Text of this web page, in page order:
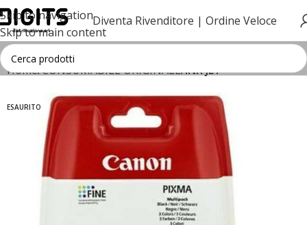
Skip to navigation
Skip to main content
Diventa Rivenditore | Ordine Veloce
Home CONSUMABILE ORIGINALE INK JET
ESAURITO